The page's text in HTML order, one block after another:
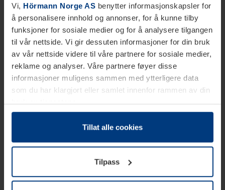
Vi, Hörmann Norge AS benytter informasjonskapsler for
å personalisere innhold og annonser, for å kunne tilby
funksjoner for sosiale medier og for å analysere tilgangen
til vår nettside. Vi gir dessuten informasjoner for din bruk
av vår nettside videre til våre partnere for sosiale medier,
reklame og analyser. Våre partnere føyer disse
informasjoner muligens sammen med ytterligere data
som du har klargjort eller samlet innenfor rammen av din
bruk av tjenestene.
Etter loven kan vi lagre informasjonskapsler på din
datamaskin, hvis disse er absolutt nødvendig for drift av
trenger vi din tillatelse. Du kan når som helst endre eller
tilbakekalle ditt samtykke i forklaringen av
informasjonskapselen på sidenPersonvernerklæringpå
Tillat alle cookies
Tilpass